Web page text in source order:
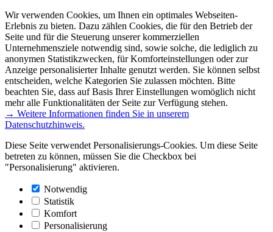
Wir verwenden Cookies, um Ihnen ein optimales Webseiten-
Erlebnis zu bieten. Dazu zählen Cookies, die für den Betrieb der
Seite und für die Steuerung unserer kommerziellen
Unternehmensziele notwendig sind, sowie solche, die lediglich zu
anonymen Statistikzwecken, für Komforteinstellungen oder zur
Anzeige personalisierter Inhalte genutzt werden. Sie können selbst
entscheiden, welche Kategorien Sie zulassen möchten. Bitte
beachten Sie, dass auf Basis Ihrer Einstellungen womöglich nicht
mehr alle Funktionalitäten der Seite zur Verfügung stehen.
→ Weitere Informationen finden Sie in unserem
Datenschutzhinweis.
Diese Seite verwendet Personalisierungs-Cookies. Um diese Seite
betreten zu können, müssen Sie die Checkbox bei
"Personalisierung" aktivieren.
Notwendig
Statistik
Komfort
Personalisierung